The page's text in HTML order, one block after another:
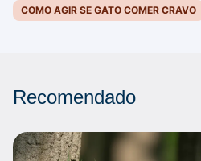
COMO AGIR SE GATO COMER CRAVO
Recomendado